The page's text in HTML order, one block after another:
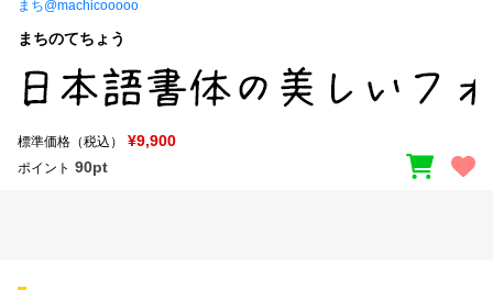
まち@machicooooo
まちのてちょう
標準価格（税込） ¥9,900
ポイント 90pt